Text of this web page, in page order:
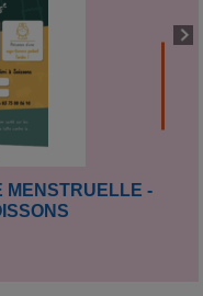
MENSTRUELLE -